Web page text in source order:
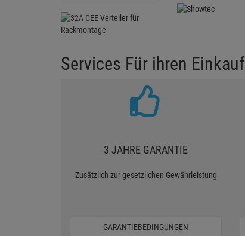
Services Für ihren Einkauf
3 JAHRE GARANTIE
Zusätzlich zur gesetzlichen Gewährleistung
GARANTIEBEDINGUNGEN